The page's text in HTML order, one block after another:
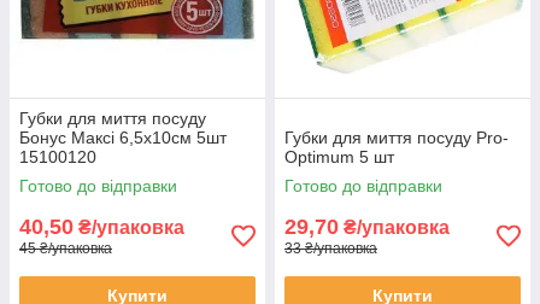
Губки для миття посуду
Бонус Максі 6,5х10см 5шт
15100120
Готово до відправки
40,50 ₴/упаковка
45 ₴/упаковка
Купити
Губки для миття посуду Pro-
Optimum 5 шт
Готово до відправки
29,70 ₴/упаковка
33 ₴/упаковка
Купити